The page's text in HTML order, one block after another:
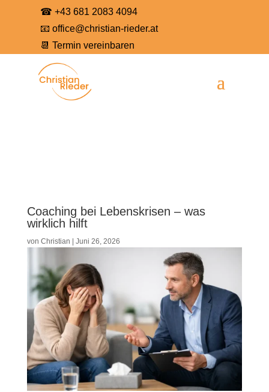
☎ +43 681 2083 4094
📧office@christian-rieder.at
📆Termin vereinbaren
Coaching bei Lebenskrisen – was
wirklich hilft
von Christian Juni 26, 2026